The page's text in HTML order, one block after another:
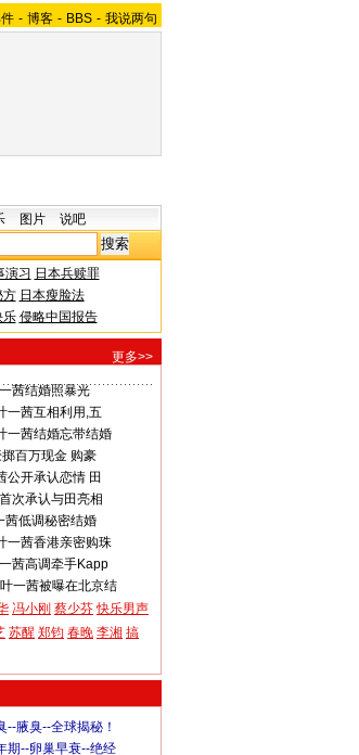
- 博客 - BBS - 我说两句
图片 说吧
演习 日本兵赎罪
方 日本瘦脸法
乐 侵略中国报告
更多>>
茜结婚照暴光
一茜互相利用,五
一茜结婚忘带结婚
掷百万现金 购豪
公开承认恋情 田
次承认与田亮相
茜低调秘密结婚
一茜香港亲密购珠
茜高调牵手Kapp
一茜被曝在北京结
冯小刚 蔡少芬 快乐男声
苏醒 郑钧 春晚 李湘 搞
--腋臭--全球揭秘！
期--卵巢早衰--绝经